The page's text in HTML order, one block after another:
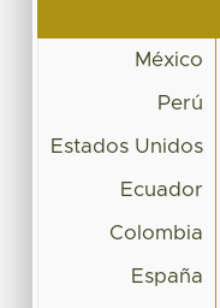
México
Perú
Estados Unidos
Ecuador
Colombia
España